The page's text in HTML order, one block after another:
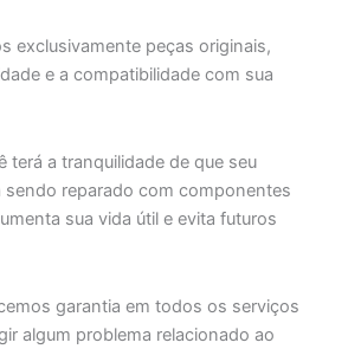
exclusivamente peças originais,
e a compatibilidade com sua
terá a tranquilidade de que seu
sendo reparado com componentes
sua vida útil e evita futuros
garantia em todos os serviços
algum problema relacionado ao